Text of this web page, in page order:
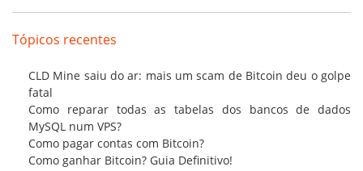
Tópicos recentes
CLD Mine saiu do ar: mais um scam de Bitcoin deu o golpe
fatal
Como reparar todas as tabelas dos bancos de dados
MySQL num VPS?
Como pagar contas com Bitcoin?
Como ganhar Bitcoin? Guia Definitivo!